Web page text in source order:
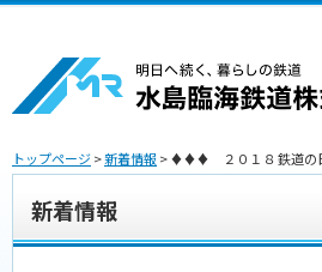
トップページ>新着情報> ♦♦♦ ２０１８ 鉄道
新着情報